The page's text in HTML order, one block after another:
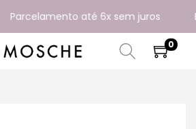
Parcelamento até 6x sem juros
0